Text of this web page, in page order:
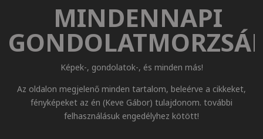
MINDENNAPI
Képek-, gondolatok-, és minden más!
Az oldalon megjelenő minden tartalom, beleérve a cikkeket,
fényképeket az én (Keve Gábor) tulajdonom. további
felhasználásuk engedélyhez kötött!